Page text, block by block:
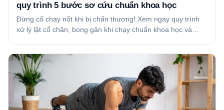
quy trình 5 bước sơ cứu chuẩn khoa học
Đừng cố chạy nốt khi bị chấn thương! Xem ngay quy trình
xử lý lật cổ chân, bong gân khi chạy chuẩn khoa học và…